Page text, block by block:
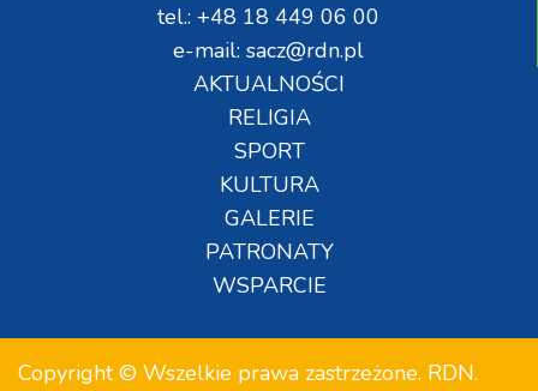
tel.: +48 18 449 06 00
e-mail: sacz@rdn.pl
AKTUALNOŚCI
RELIGIA
SPORT
KULTURA
GALERIE
PATRONATY
WSPARCIE
Copyright © Wszelkie prawa zastrzeżone. RDN.